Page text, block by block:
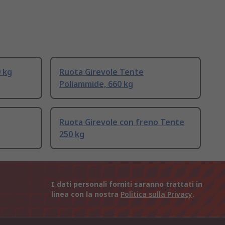
kg
Ruota Girevole Tente
Poliammide, 660 kg
Ruota Girevole con freno Tente
250 kg
I dati personali forniti saranno trattati in
linea con la nostra Politica sulla Privacy.